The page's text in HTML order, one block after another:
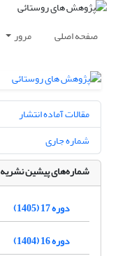
صفحه اصلی مرور
مقالات آماده انتشار
شماره جاری
شماره‌های پیشین نشریه
دوره 17 (1405)
دوره 16 (1404)